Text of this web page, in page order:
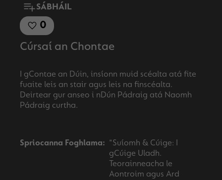
SÁBHÁIL
0
Cúrsaí an Chontae
I gContae an Dúin, insíonn muid scéalta atá fite
fuaite leis an stair agus leis na finscéalta.
Deirtear gur anseo i nDún Pádraig atá Naomh
Pádraig curtha.
Spriocanna Foghlama: "Suíomh & Cúige: I
gCúige Uladh.
Teorainneacha le
Aontroim agus Ard